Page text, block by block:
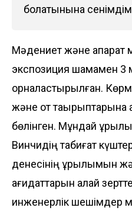
болатынына
Мәдениет және ақпарат
экспозиция шамамен 3
орналастырылған. Көрме
және от тақырыптарына
бөлінген. Мұндай
Винчидің табиғат
денесінің құрылымын
қағидаттарын қалай
инженерлік шешімдер